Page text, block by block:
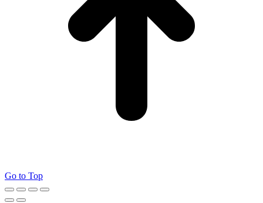
Go to Top